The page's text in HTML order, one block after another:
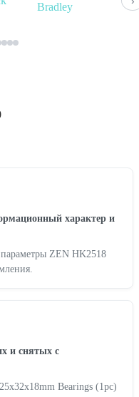
характер и
ZEN HK2518
и снятых с
Bearings (1pc)